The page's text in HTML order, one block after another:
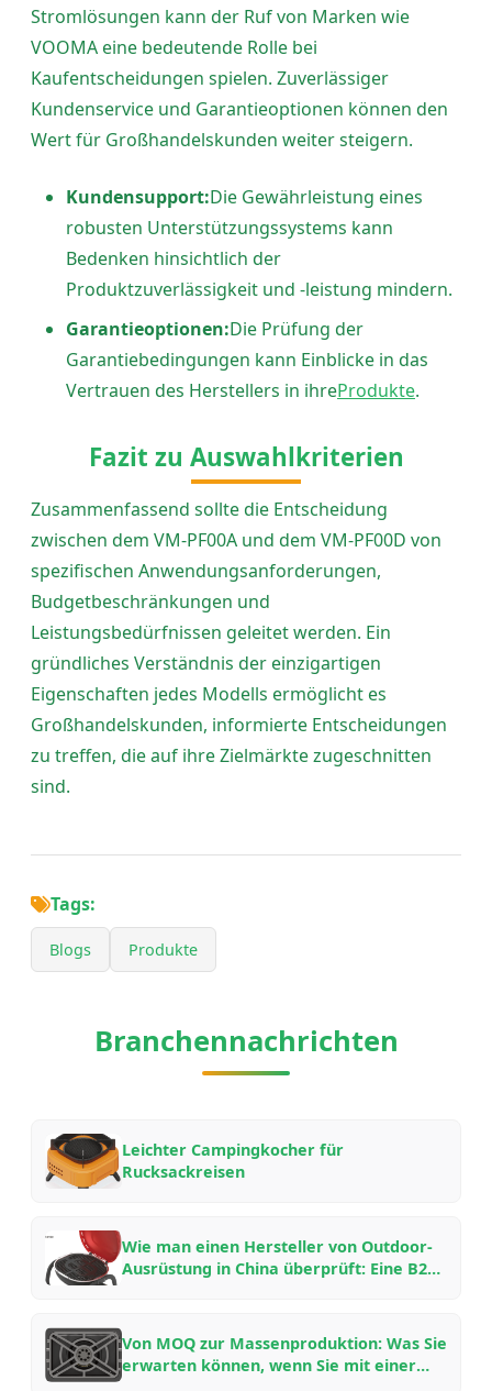
Stromlösungen kann der Ruf von Marken wie
VOOMA eine bedeutende Rolle bei
Kaufentscheidungen spielen. Zuverlässiger
Kundenservice und Garantieoptionen können den
Wert für Großhandelskunden weiter steigern.
Kundensupport:Die Gewährleistung eines
robusten Unterstützungssystems kann
Bedenken hinsichtlich der
Produktzuverlässigkeit und -leistung mindern.
Garantieoptionen:Die Prüfung der
Garantiebedingungen kann Einblicke in das
Vertrauen des Herstellers in ihreProdukte.
Fazit zu Auswahlkriterien
Zusammenfassend sollte die Entscheidung
zwischen dem VM-PF00A und dem VM-PF00D von
spezifischen Anwendungsanforderungen,
Budgetbeschränkungen und
Leistungsbedürfnissen geleitet werden. Ein
gründliches Verständnis der einzigartigen
Eigenschaften jedes Modells ermöglicht es
Großhandelskunden, informierte Entscheidungen
zu treffen, die auf ihre Zielmärkte zugeschnitten
sind.
Tags:
Blogs Produkte
Branchennachrichten
Leichter Campingkocher für
Rucksackreisen
Wie man einen Hersteller von Outdoor-
Ausrüstung in China überprüft: Eine B2B-
Von MOQ zur Massenproduktion: Was Sie
erwarten können, wenn Sie mit einer